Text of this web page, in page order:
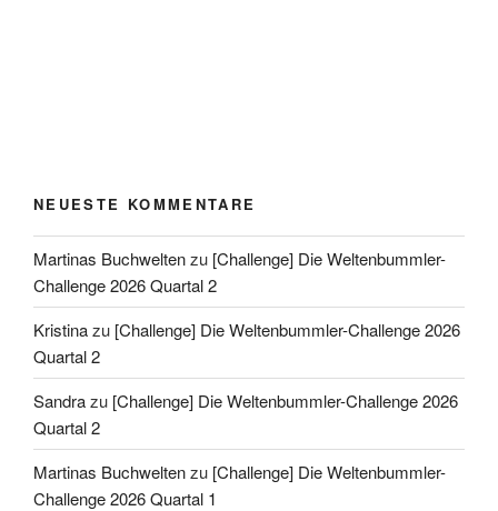
NEUESTE KOMMENTARE
Martinas Buchweltenzu [Challenge] Die Weltenbummler-
Challenge 2026 Quartal 2
Kristinazu [Challenge] Die Weltenbummler-Challenge 2026
Quartal 2
Sandrazu [Challenge] Die Weltenbummler-Challenge 2026
Quartal 2
Martinas Buchweltenzu [Challenge] Die Weltenbummler-
Challenge 2026 Quartal 1